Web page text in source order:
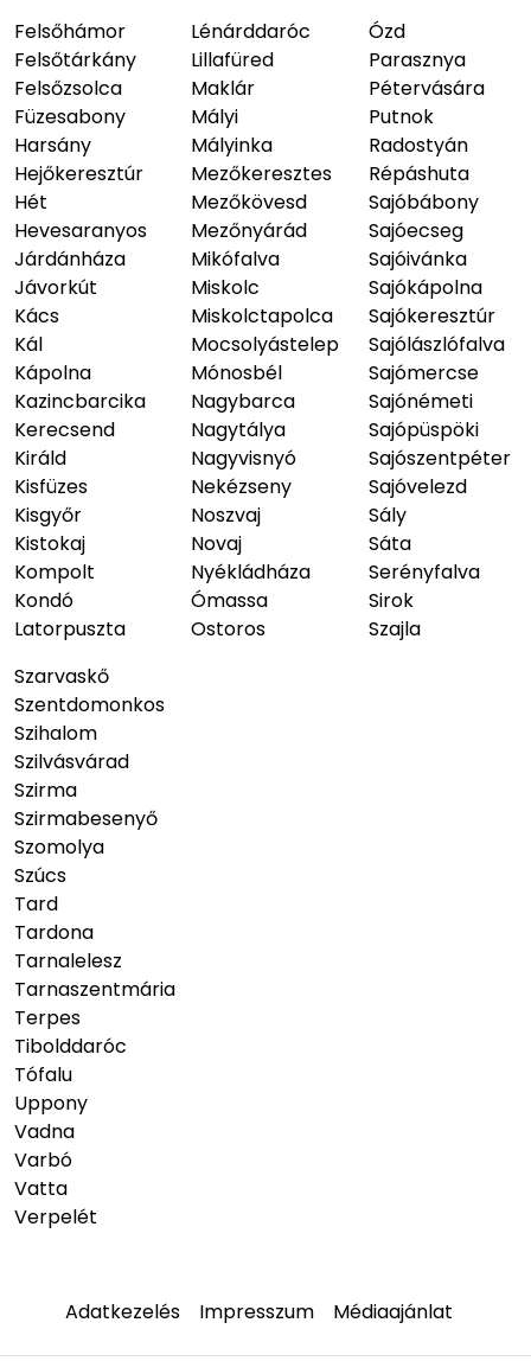
Felsőhámor
Felsőtárkány
Felsőzsolca
Füzesabony
Harsány
Hejőkeresztúr
Hét
Hevesaranyos
Járdánháza
Jávorkút
Kács
Kál
Kápolna
Kazincbarcika
Kerecsend
Királd
Kisfüzes
Kisgyőr
Kistokaj
Kompolt
Kondó
Latorpuszta
Lénárddaróc
Lillafüred
Maklár
Mályi
Mályinka
Mezőkeresztes
Mezőkövesd
Mezőnyárád
Mikófalva
Miskolc
Miskolctapolca
Mocsolyástelep
Mónosbél
Nagybarca
Nagytálya
Nagyvisnyó
Nekézseny
Noszvaj
Novaj
Nyékládháza
Ómassa
Ostoros
Ózd
Parasznya
Pétervására
Putnok
Radostyán
Répáshuta
Sajóbábony
Sajóecseg
Sajóivánka
Sajókápolna
Sajókeresztúr
Sajólászlófalva
Sajómercse
Sajónémeti
Sajópüspöki
Sajószentpéter
Sajóvelezd
Sály
Sáta
Serényfalva
Sirok
Szajla
Szarvaskő
Szentdomonkos
Szihalom
Szilvásvárad
Szirma
Szirmabesenyő
Szomolya
Szúcs
Tard
Tardona
Tarnalelesz
Tarnaszentmária
Terpes
Tibolddaróc
Tófalu
Uppony
Vadna
Varbó
Vatta
Verpelét
Adatkezelés Impresszum Médiaajánlat